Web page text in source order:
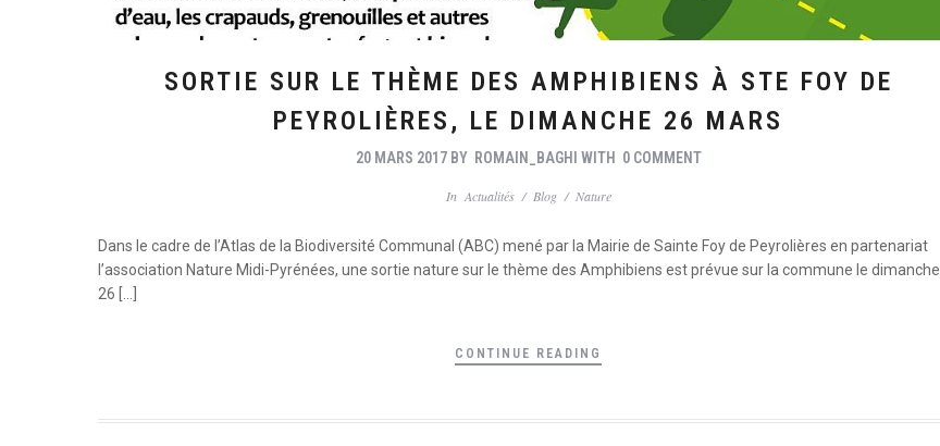
SORTIE SUR LE THÈME DES AMPHIBIENS À STE FOY DE
PEYROLIÈRES, LE DIMANCHE 26 MARS
20 MARS 2017 BY ROMAIN_BAGHI WITH 0 COMMENT
InActualités/ Blog/ Nature
Dans le cadre de l’Atlas de la Biodiversité Communal (ABC) mené par la Mairie de Sainte Foy de Peyrolières en partenariat
l’association Nature Midi-Pyrénées, une sortie nature sur le thème des Amphibiens est prévue sur la commune le dimanche
26 […]
CONTINUE READING